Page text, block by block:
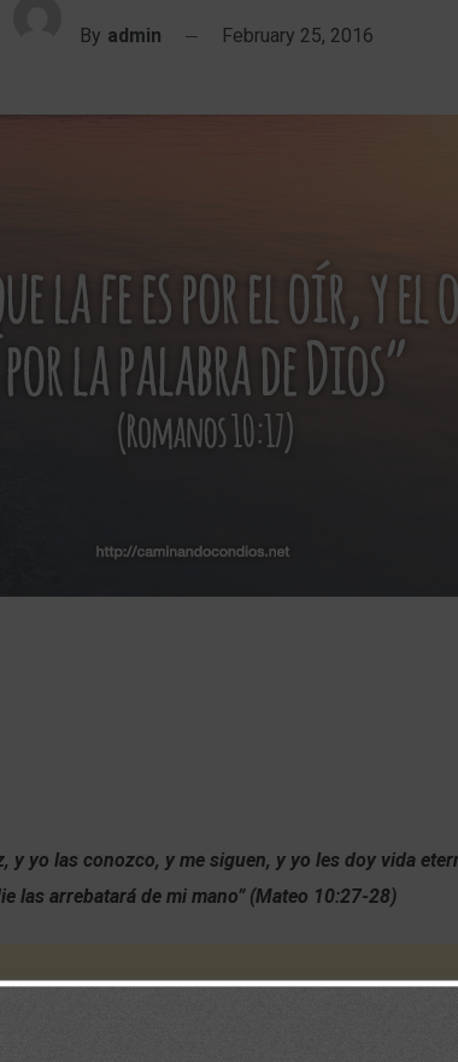
By admin February 25, 2016
y yo las conozco, y me siguen, y yo les doy vida
las arrebatará de mi mano” (Mateo 10:27-28)